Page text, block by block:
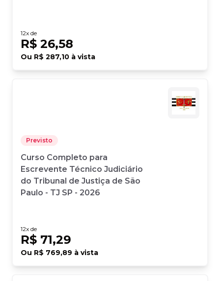
12x de
R$ 26,58
Ou R$ 287,10 à vista
Previsto
Curso Completo para
Escrevente Técnico Judiciário
do Tribunal de Justiça de São
Paulo - TJ SP - 2026
12x de
R$ 71,29
Ou R$ 769,89 à vista